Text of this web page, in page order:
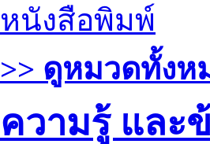
หนังสือพิมพ์
>> ดูหมวดทั้งห
ความรู้ และ